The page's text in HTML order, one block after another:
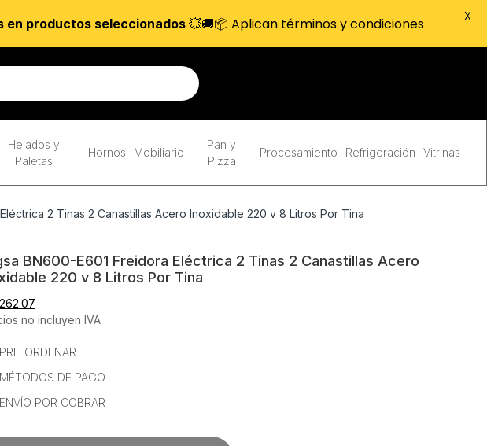
Helados y
Paletas
Hornos Mobiliario
Pan y
Pizza
Procesamiento Refrigeración Vitrinas
2 Tinas 2 Canastillas Acero Inoxidable 220 v 8 Litros Por Tina
BN600-E601 Freidora Eléctrica 2 Tinas 2 Canastillas Acero
220 v 8 Litros Por Tina
no incluyen IVA
ORDENAR
MÉTODOS DE PAGO
POR COBRAR
en productos seleccionados💥🚚📦 Aplican términos y condiciones X